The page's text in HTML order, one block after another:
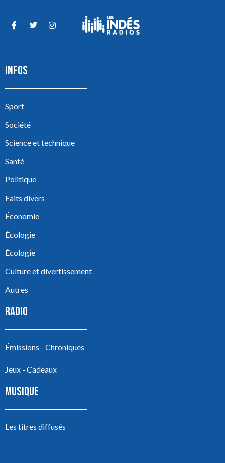
INFOS
Sport
Société
Science et technique
Santé
Politique
Faits divers
Économie
Écologie
Écologie
Culture et divertissement
Autres
RADIO
Émissions - Chroniques
Jeux - Cadeaux
MUSIQUE
Les titres diffusés